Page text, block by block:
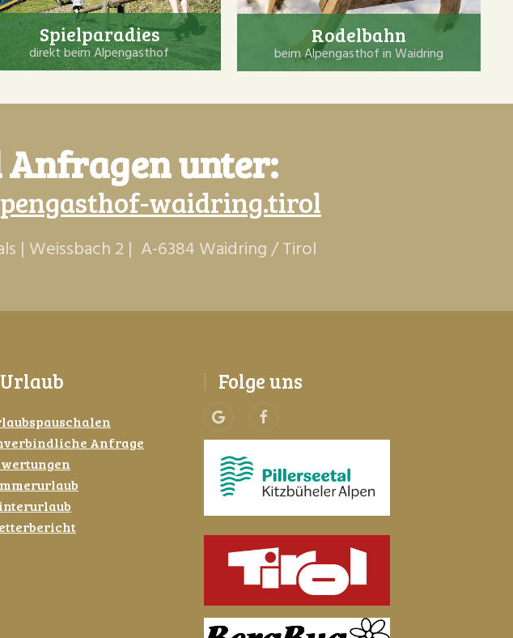
Spielparadies
direkt beim Alpengasthof
Rodelbahn
beim Alpengasthof in Waidring
unter:
waidring.tirol
| Weissbach 2 | A-6384 Waidring / Tirol
Urlaub
Anfrage
Folge uns